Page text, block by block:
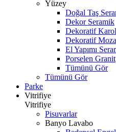
Yüzey
Doğal Taş
Dekor Seramik
Dekoratif
Dekoratif
El Yapımı
Porselen Granit
Tümünü Gör
Tümünü Gör
Parke
Vitrifiye
Vitrifiye
Pisuvarlar
Banyo Lavabo